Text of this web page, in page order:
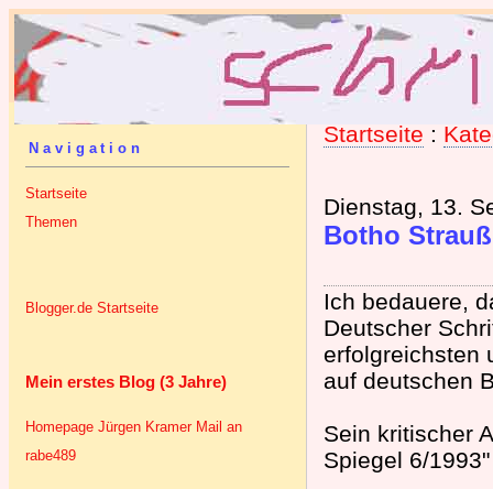
Navigation
Startseite
Themen
Blogger.de Startseite
Mein erstes Blog (3 Jahre)
Homepage Jürgen Kramer Mail an
rabe489
Startseite :
Dienstag, 13.
Botho
Ich bedauere,
Deutscher
erfolgreichsten
auf deutschen
Sein kritischer
Spiegel 6/